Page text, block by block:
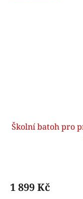
Školní batoh pro
1 899 Kč